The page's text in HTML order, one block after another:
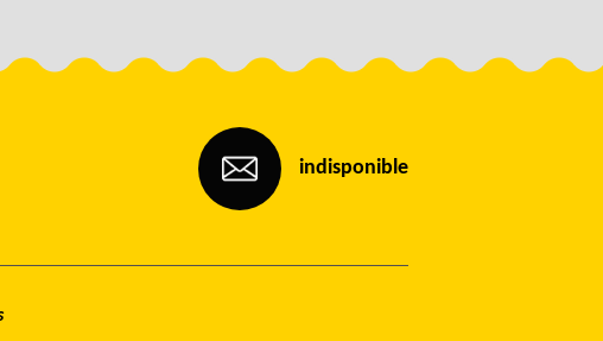
indisponible